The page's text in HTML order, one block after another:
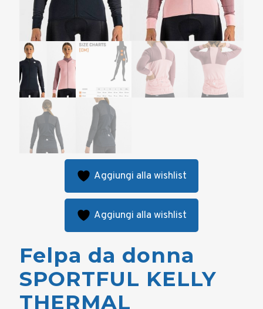
Aggiungi alla wishlist
Aggiungi alla wishlist
Felpa da donna
SPORTFUL KELLY
THERMAL